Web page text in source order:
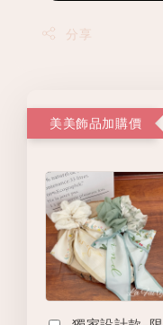
分享
美美飾品加購價